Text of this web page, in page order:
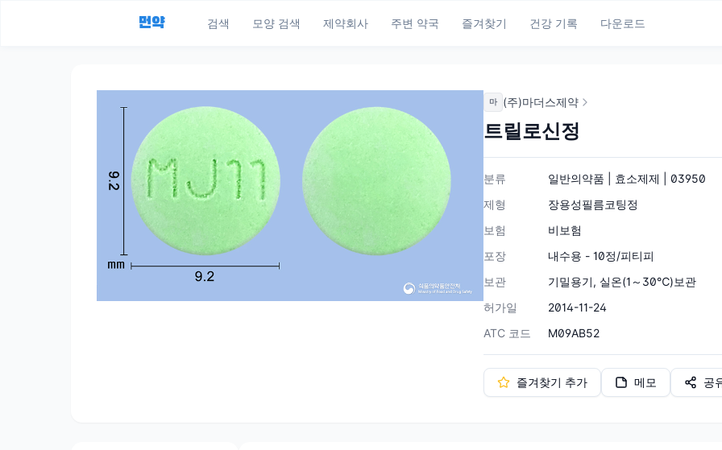
먼약 검색 모양 검색 제약회사 주변 약국 즐겨찾기 건강 기록 다운로드
마 (주)마더스제약
트릴로신정
분류
일반의약품 | 효소제제 | 03950
제형
장용성필름코팅정
보험
비보험
포장
내수용 - 10정/피티피
보관
기밀용기, 실온(1～30℃)보관
허가일
2014-11-24
ATC 코드
M09AB52
즐겨찾기 추가 메모 공